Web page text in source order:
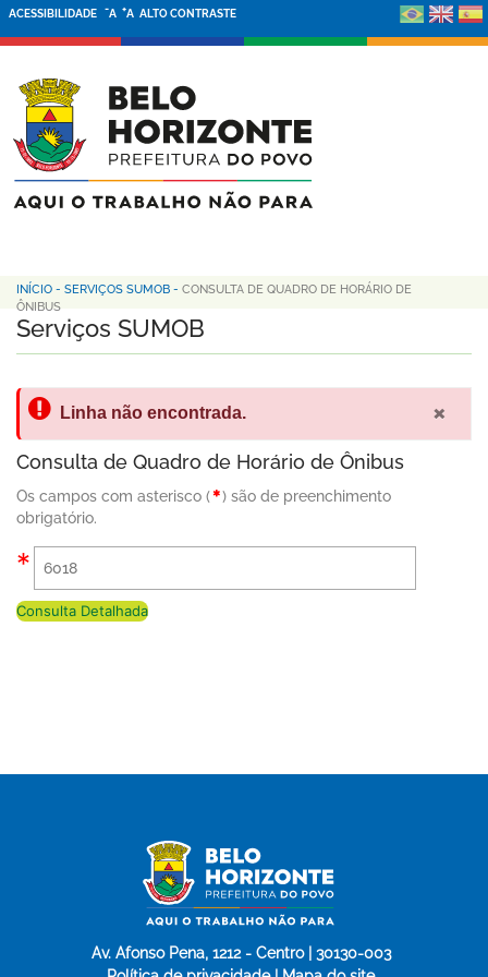
ACESSIBILIDADE -A +A ALTO CONTRASTE
INÍCIO - SERVIÇOS SUMOB - CONSULTA DE QUADRO DE HORÁRIO DE
ÔNIBUS
Serviços SUMOB
×
Linha não encontrada.
Consulta de Quadro de Horário de Ônibus
Os campos com asterisco (
) são de preenchimento
obrigatório.
Consulta Detalhada
Av. Afonso Pena, 1212 - Centro | 30130-003